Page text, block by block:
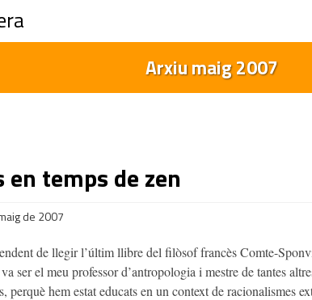
Arxiu maig 2007
temps de zen
de 2007
de llegir l’últim llibre del filòsof francès Comte-
ser el meu professor d’antropologia i mestre de tantes
perquè hem estat educats en un context de racionalismes